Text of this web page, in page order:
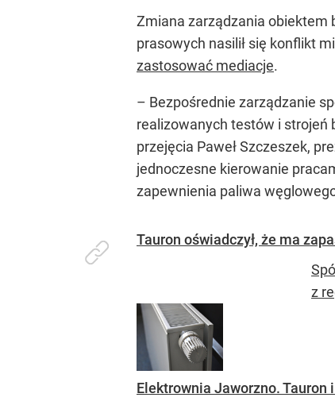
Zmiana zarządzania obiektem
prasowych nasilił się konflikt
zastosować mediacje.
– Bezpośrednie zarządzanie
realizowanych testów i strojeń
przejęcia Paweł Szczeszek,
jednoczesne kierowanie
zapewnienia paliwa
Tauron oświadczył, że ma
z
Elektrownia Jaworzno. Tauron